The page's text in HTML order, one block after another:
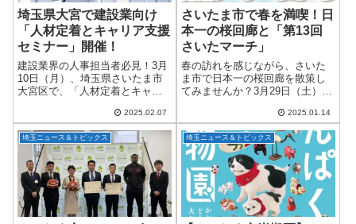
埼玉県大宮で建設業向け
「人材定着とキャリア支援
セミナー」開催！
建設業界の人事担当者必見！3月
10日（月）、埼玉県さいたま市
大宮区で、「人材定着とキャリ
す。参加費は無料なので、ぜひ
この機会をお見逃しなく！こん
な方におすすめ！ 人材の定着に
悩んでいる 建...
2025.02.07
さいたま市で春を満喫！日
本一の桜回廊と「第13回
さいたマーチ」
春の訪れを感じながら、さいた
ま市で日本一の桜回廊を散策し
てみませんか？3月29日（土）・
回さいたマーチ 〜見沼ツーデー
ウオーク〜」は、心地よいウォ
ーキングを通じて自然と触れ合
い、健康的...
2025.01.14
埼玉ニュース＆トピックス 埼玉ニュース＆トピックス